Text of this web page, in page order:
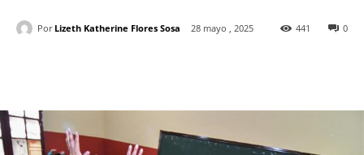
Por Lizeth Katherine Flores Sosa 28 mayo , 2025 0
441